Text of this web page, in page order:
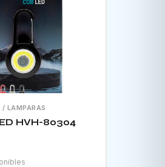
LAMPARAS
HVH-80304